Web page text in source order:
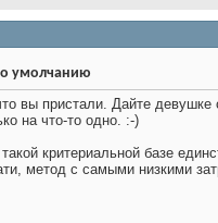
вы пристали. Дайте девушке
на что-то одно. :-)
критериальной базе
метод с самыми низкими